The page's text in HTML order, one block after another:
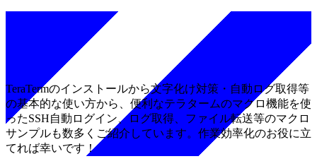
TeraTermのインストールから文字化け対策・自動ログ取得等
の基本的な使い方から、便利なテラタームのマクロ機能を使
ったSSH自動ログイン、ログ取得、ファイル転送等のマクロ
サンプルも数多くご紹介しています。作業効率化のお役に立
てれば幸いです！